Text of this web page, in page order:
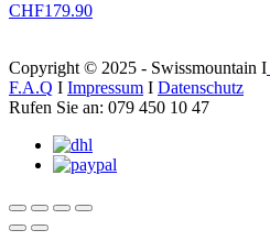
CHF179.90
Copyright © 2025 - Swissmountain I
F.A.Q I Impressum I Datenschutz
Rufen Sie an: 079 450 10 47